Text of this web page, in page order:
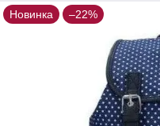
Новинка –22%